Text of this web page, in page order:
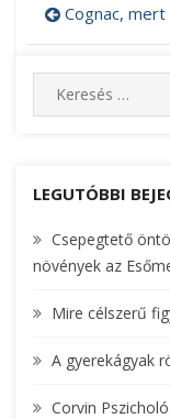
Cognac, mert a
e
c
f
o
:
LEGUTÓBBI
Csepegtető
növények az
Mire célszerű
A gyerekágyak
Corvin